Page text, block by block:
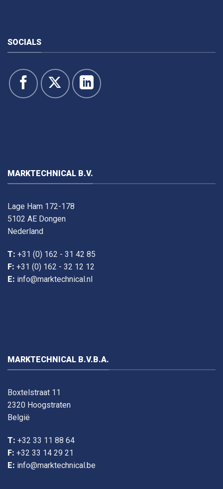
SOCIALS
MARKTECHNICAL B.V.
Lage Ham 172-178
5102 AE Dongen
Nederland
T: +31 (0) 162 - 31 42 85
F: +31 (0) 162 - 32 12 12
E: info@marktechnical.nl
MARKTECHNICAL B.V.B.A.
Boxtelstraat 11
2320 Hoogstraten
België
T: +32 33 11 88 64
F: +32 33 14 29 21
E: info@marktechnical.be